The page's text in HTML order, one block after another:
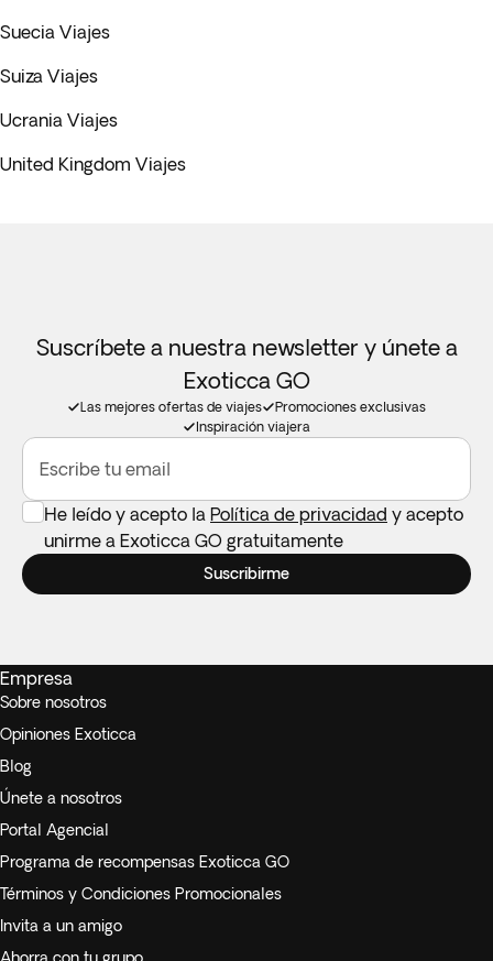
Suecia Viajes
Suiza Viajes
Ucrania Viajes
United Kingdom Viajes
Suscríbete a nuestra newsletter y únete a
Exoticca GO
Las mejores ofertas de viajes
Promociones exclusivas
Inspiración viajera
Escribe tu email
He leído y acepto la Política de privacidad y acepto
unirme a Exoticca GO gratuitamente
Suscribirme
Empresa
Sobre nosotros
Opiniones Exoticca
Blog
Únete a nosotros
Portal Agencial
Programa de recompensas Exoticca GO
Términos y Condiciones Promocionales
Invita a un amigo